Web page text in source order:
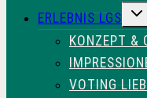
ERLEBNIS LGS
KONZEPT &
VOTING